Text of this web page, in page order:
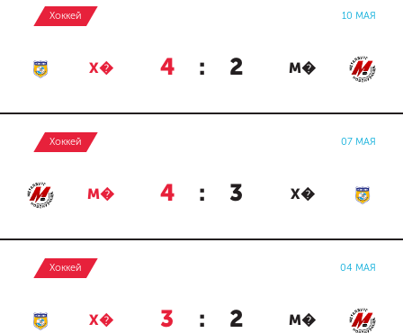
Хоккей 10 МАЯ
Х� 4 : 2 М�
Хоккей 07 МАЯ
М� 4 : 3 Х�
Хоккей 04 МАЯ
Х� 3 : 2 М�